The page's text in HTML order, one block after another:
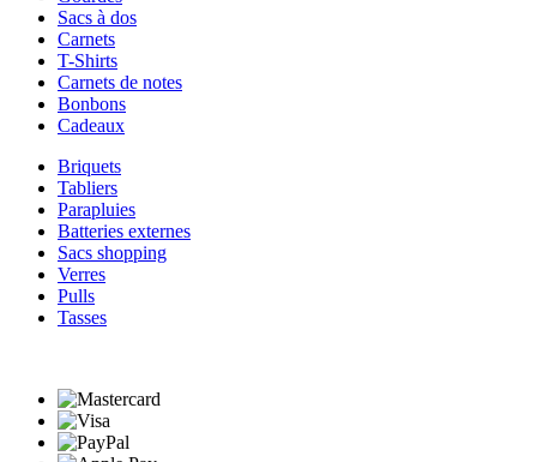
Sacs à dos
Carnets
T-Shirts
Carnets de notes
Bonbons
Cadeaux
Briquets
Tabliers
Parapluies
Batteries externes
Sacs shopping
Verres
Pulls
Tasses